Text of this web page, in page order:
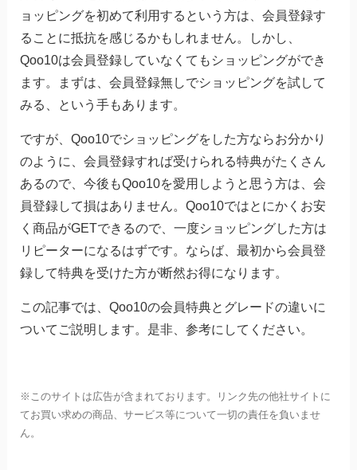
ョッピングを初めて利用するという方は、会員登録す
ることに抵抗を感じるかもしれません。しかし、
Qoo10は会員登録していなくてもショッピングができ
ます。まずは、会員登録無しでショッピングを試して
みる、という手もあります。
ですが、Qoo10でショッピングをした方ならお分かり
のように、会員登録すれば受けられる特典がたくさん
あるので、今後もQoo10を愛用しようと思う方は、会
員登録して損はありません。Qoo10ではとにかくお安
く商品がGETできるので、一度ショッピングした方は
リピーターになるはずです。ならば、最初から会員登
録して特典を受けた方が断然お得になります。
この記事では、Qoo10の会員特典とグレードの違いに
ついてご説明します。是非、参考にしてください。
※このサイトは広告が含まれております。リンク先の他社サイトに
てお買い求めの商品、サービス等について一切の責任を負いませ
ん。